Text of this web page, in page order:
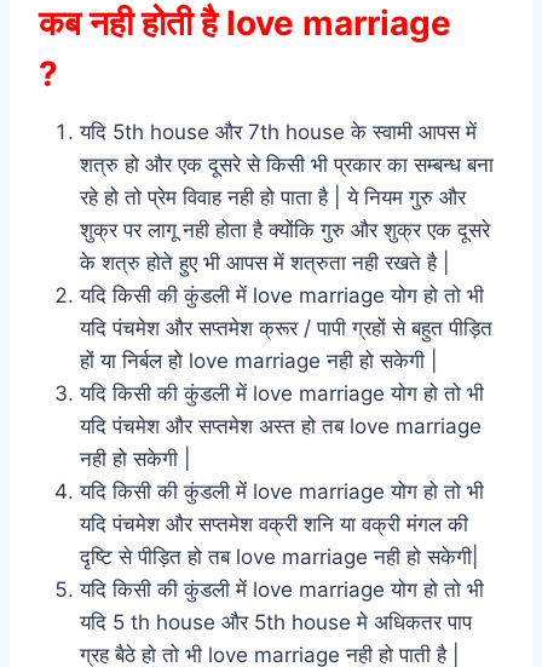
कब नही होती है love marriage
?
यदि 5th house और 7th house के स्वामी आपस में
शत्रु हो और एक दूसरे से किसी भी प्रकार का सम्बन्ध बना
रहे हो तो प्रेम विवाह नही हो पाता है | ये नियम गुरु और
शुक्र पर लागू नही होता है क्योंकि गुरु और शुक्र एक दूसरे
के शत्रु होते हुए भी आपस में शत्रुता नही रखते है |
यदि किसी की कुंडली में love marriage योग हो तो भी
यदि पंचमेश और सप्तमेश क्रूर / पापी ग्रहों से बहुत पीड़ित
हों या निर्बल हो love marriage नही हो सकेगी |
यदि किसी की कुंडली में love marriage योग हो तो भी
यदि पंचमेश और सप्तमेश अस्त हो तब love marriage
नही हो सकेगी |
यदि किसी की कुंडली में love marriage योग हो तो भी
यदि पंचमेश और सप्तमेश वक्री शनि या वक्री मंगल की
दृष्टि से पीड़ित हो तब love marriage नही हो सकेगी|
यदि किसी की कुंडली में love marriage योग हो तो भी
यदि 5 th house और 5th house मे अधिकतर पाप
ग्रह बैठे हो तो भी love marriage नही हो पाती है |